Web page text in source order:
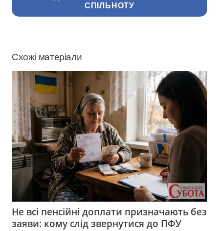
СПІЛЬНОТУ
Схожі матеріали
Не всі пенсійні доплати призначають без
заяви: кому слід звернутися до ПФУ